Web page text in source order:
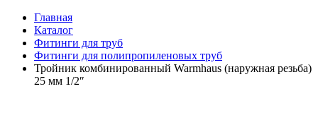
Главная
Каталог
Фитинги для труб
Фитинги для полипропиленовых труб
Тройник комбинированный Warmhaus (наружная резьба)
25 мм 1/2″